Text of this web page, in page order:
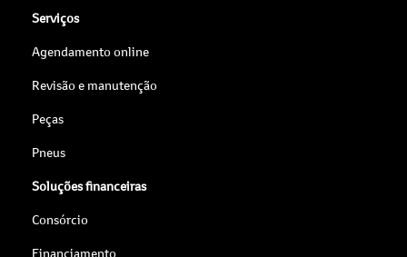
Serviços
Agendamento online
Revisão e manutenção
Peças
Pneus
Soluções financeiras
Consórcio
Financiamento